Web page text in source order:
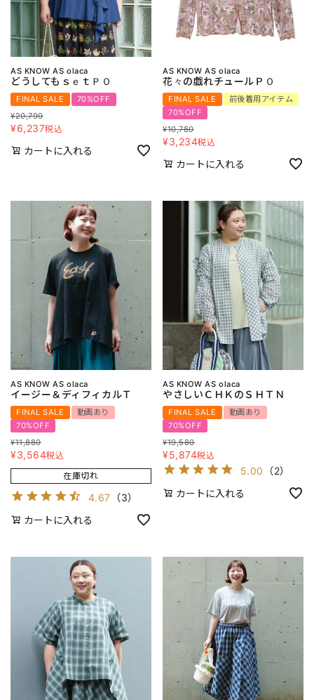
AS KNOW AS olaca
どうしてもｓｅｔＰＯ
FINAL SALE
70%OFF
¥20,790
¥6,237税込
カートに入れる
AS KNOW AS olaca
花々の戯れチュールＰＯ
FINAL SALE
前後着用アイテム
70%OFF
¥10,780
¥3,234税込
カートに入れる
AS KNOW AS olaca
イージー＆ディフィカルＴ
FINAL SALE
動画あり
70%OFF
¥11,880
¥3,564税込
在庫切れ
4.67 （3）
カートに入れる
AS KNOW AS olaca
やさしいＣＨＫのＳＨＴＮ
FINAL SALE
動画あり
70%OFF
¥19,580
¥5,874税込
5.00 （2）
カートに入れる